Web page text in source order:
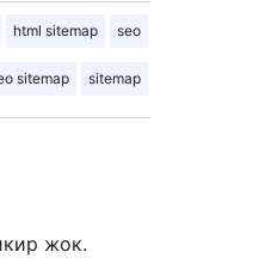
html sitemap seo
sitemap sitemap
жок.